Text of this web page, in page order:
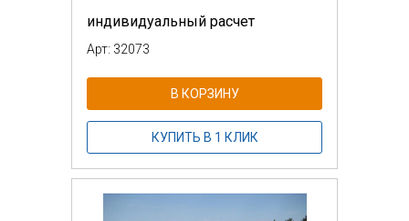
индивидуальный расчет
Арт: 32073
В КОРЗИНУ
КУПИТЬ В 1 КЛИК